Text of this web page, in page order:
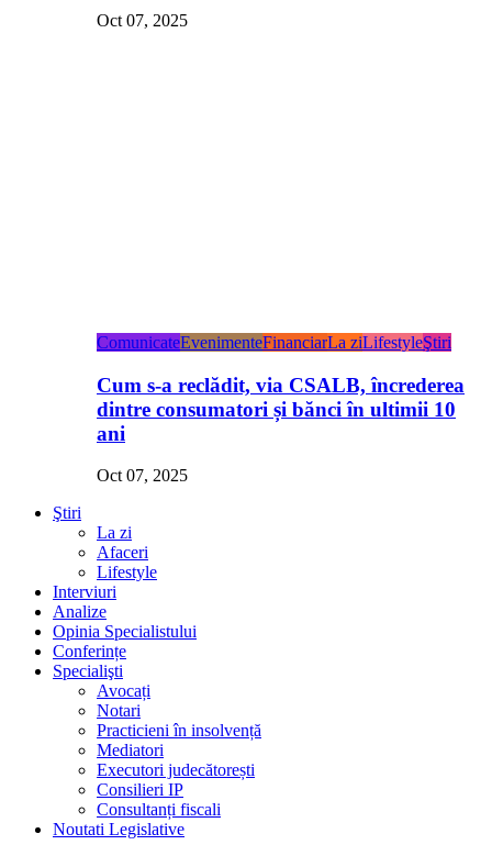
Oct 07, 2025
ComunicateEvenimenteFinanciarLa ziLifestyleŞtiri
Cum s-a reclădit, via CSALB, încrederea
dintre consumatori și bănci în ultimii 10
ani
Oct 07, 2025
Ştiri
La zi
Afaceri
Lifestyle
Interviuri
Analize
Opinia Specialistului
Conferințe
Specialişti
Avocați
Notari
Practicieni în insolvență
Mediatori
Executori judecătorești
Consilieri IP
Consultanți fiscali
Noutati Legislative